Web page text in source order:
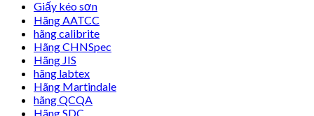
Giấy kéo sơn
Hãng AATCC
hãng calibrite
Hãng CHNSpec
Hãng JIS
hãng labtex
Hãng Martindale
hãng QCQA
Hãng SDC